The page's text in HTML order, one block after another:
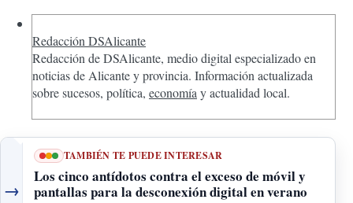
Redacción DSAlicante
Redacción de DSAlicante, medio digital especializado en
noticias de Alicante y provincia. Información actualizada
sobre sucesos, política, economía y actualidad local.
→
TAMBIÉN TE PUEDE INTERESAR
Los cinco antídotos contra el exceso de móvil y
pantallas para la desconexión digital en verano